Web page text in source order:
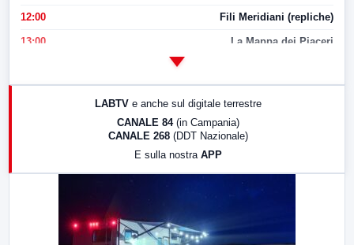
12:00 Fili Meridiani (repliche)
13:00 La Mappa dei Piaceri
LABTV e anche sul digitale terrestre
CANALE 84 (in Campania)
CANALE 268 (DDT Nazionale)
E sulla nostra APP